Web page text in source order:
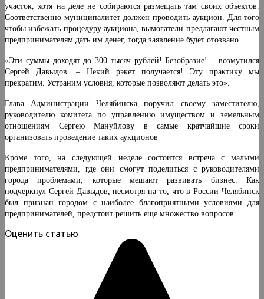
участок, хотя на деле не собираются размещать там своих объектов.
Соответственно муниципалитет должен проводить аукцион. Для того
чтобы избежать процедуру аукциона, вымогатели предлагают честным
предпринимателям дать им денег, тогда заявление будет отозвано.
«Эти суммы доходят до 300 тысяч рублей! Безобразие! – возмутился
Сергей Давыдов. – Некий рэкет получается! Эту практику мы
прекратим. Устраним условия, которые позволяют делать это».
Глава Администрации Челябинска поручил своему заместителю,
руководителю комитета по управлению имуществом и земельным
отношениям Сергею Мануйлову в самые кратчайшие сроки
организовать проведение таких аукционов
Кроме того, на следующей неделе состоится встреча с малыми
предпринимателями, где они смогут поделиться с руководителями
города проблемами, которые мешают развивать бизнес. Как
подчеркнул Сергей Давыдов, несмотря на то, что в России Челябинск
был признан городом с наиболее благоприятными условиями для
предпринимателей, предстоит решить еще множество вопросов.
Оценить статью